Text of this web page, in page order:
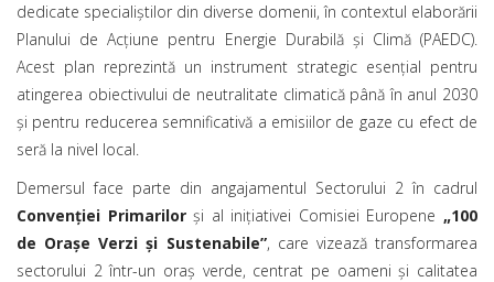
dedicate specialiștilor din diverse domenii, în contextul elaborării
Planului de Acțiune pentru Energie Durabilă și Climă (PAEDC).
Acest plan reprezintă un instrument strategic esențial pentru
atingerea obiectivului de neutralitate climatică până în anul 2030
și pentru reducerea semnificativă a emisiilor de gaze cu efect de
seră la nivel local.
Demersul face parte din angajamentul Sectorului 2 în cadrul
Convenției Primarilorși al inițiativei Comisiei Europene „100
de Orașe Verzi și Sustenabile”, care vizează transformarea
sectorului 2 într-un oraș verde, centrat pe oameni și calitatea